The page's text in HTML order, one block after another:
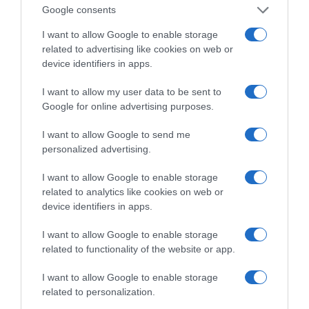
Google consents
I want to allow Google to enable storage
related to advertising like cookies on web or
device identifiers in apps.
I want to allow my user data to be sent to
Google for online advertising purposes.
I want to allow Google to send me
personalized advertising.
I want to allow Google to enable storage
related to analytics like cookies on web or
device identifiers in apps.
I want to allow Google to enable storage
related to functionality of the website or app.
I want to allow Google to enable storage
related to personalization.
της Ζωής μας
Οι άνθρωποι, οι αυθεντικές ιστορίες,
το ελληνικό καλοκαίρι και ένας
πολιτισμός που μας ενώνει κάθε μέρα.
ΓΙΑ ΤΟ ΚΑΛΟΚΑΊΡΙ ΣΟΥ →